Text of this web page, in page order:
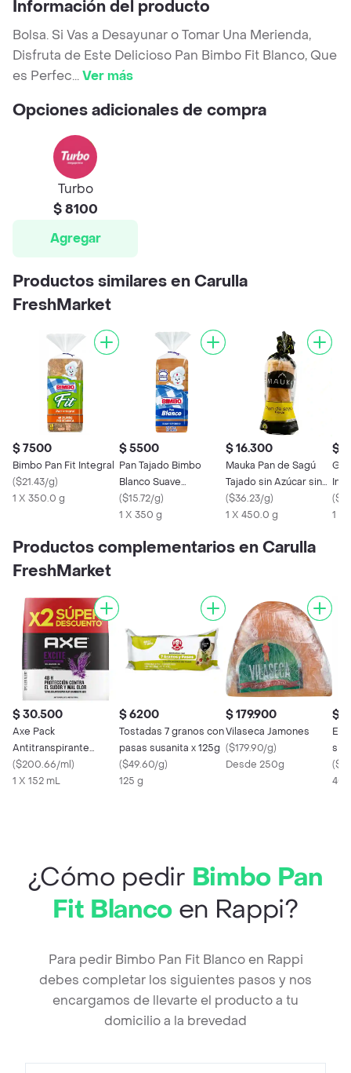
Información del producto
Bolsa. Si Vas a Desayunar o Tomar Una Merienda,
Disfruta de Este Delicioso Pan Bimbo Fit Blanco, Que
es Perfec...Ver más
Opciones adicionales de compra
Turbo
$ 8100
Agregar
Productos similares en Carulla
FreshMarket
$ 7500
Bimbo Pan Fit Integral
($21.43/g)
1 X 350.0 g
$ 5500
Pan Tajado Bimbo
Blanco Suave
Esponjoso (350 Gr)
($15.72/g)
1 X 350 g
$ 16.300
Mauka Pan de Sagú
Tajado sin Azúcar sin
gluten
($36.23/g)
1 X 450.0 g
$
(
1 X
Productos complementarios en Carulla
FreshMarket
$ 30.500
Axe Pack
Antitranspirante
Fragancia Irresistible
Coco y Masmelo
($200.66/ml)
1 X 152 mL
$ 6200
Tostadas 7 granos con
pasas susanita x 125g
($49.60/g)
125 g
$ 179.900
Vilaseca Jamones
($179.90/g)
Desde 250g
$
El
sin
(
¿Cómo pedir Bimbo Pan
Fit Blanco en Rappi?
Para pedir Bimbo Pan Fit Blanco en Rappi
debes completar los siguientes pasos y nos
encargamos de llevarte el producto a tu
domicilio a la brevedad